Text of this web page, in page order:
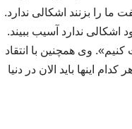
ما را بزنند اشکالی ندارد.
ندارد آسیب ببیند.
وی همچنین با انتقاد
اینها باید الان در دنیا